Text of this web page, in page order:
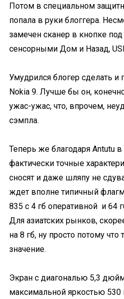
Потом в специальном
попала в руки блоггера.
замечен сканер в кнопке
сенсорными Дом и Назад,
Умудрился блогер сделать и
Nokia 9. Лучше бы он,
ужас-ужас, что, впрочем,
сэмпла.
Теперь же благодаря Antutu в
фактически точные
сносят и даже шляпу не
ждет вполне типичный
835 с 4 гб оперативной и 64
Для азиатских рынков,
на 8 гб, ну просто потому
значение.
Экран с диагональю 5,3
максимальной яркостью 530